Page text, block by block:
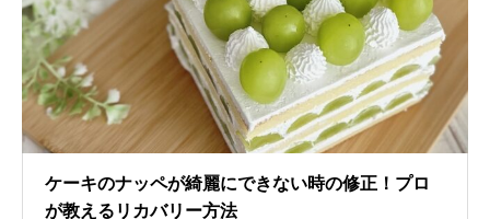
ケーキのナッペが綺麗にできない時の修正！プロ
が教えるリカバリー方法